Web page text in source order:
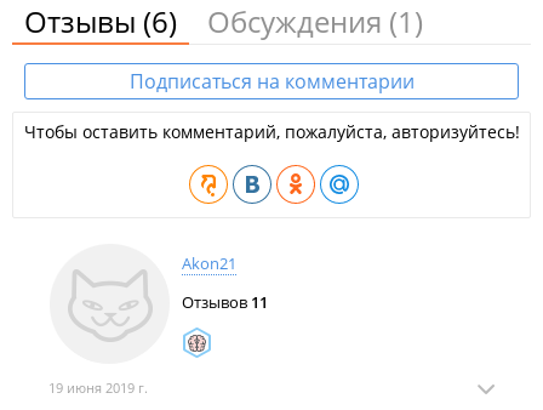
Отзывы (6) Обсуждения (1)
Подписаться на комментарии
Чтобы оставить комментарий, пожалуйста, авторизуйтесь!
Akon21
Отзывов 11
19 июня 2019 г.